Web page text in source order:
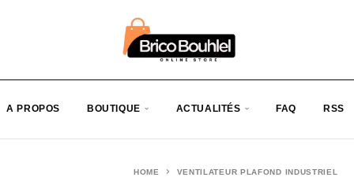
A PROPOS BOUTIQUE ACTUALITÉS FAQ RSS
HOME VENTILATEUR PLAFOND INDUSTRIEL